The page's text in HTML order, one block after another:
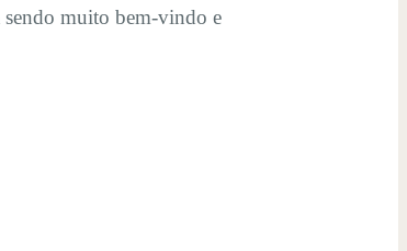
sendo muito bem-vindo e